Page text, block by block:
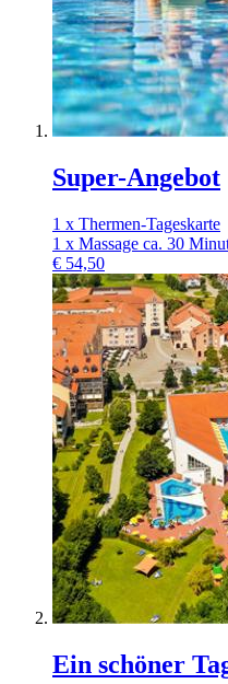
Super-Angebot
1 x Thermen-Tageskarte
1 x Massage ca. 30
€ 54,50
Ein schöner